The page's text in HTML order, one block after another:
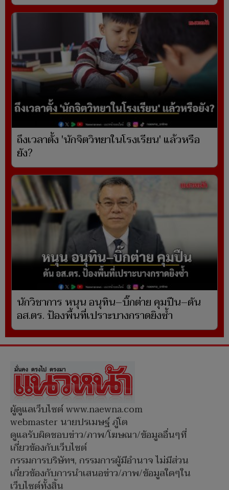
ถึงเวลาตั้ง 'นักจิตวิทยาในโรงเรียน' แล้วหรือ
ยัง?
นักวิชาการ หนุน อนุทิน–บิ๊กต่าย คุมปืน–ดัน
อส.ตร. ป้องพื้นที่เปราะบางกราดยิงซ้ำ
ผู้ดูแลเว็บไซต์ www.naewna.com
webmaster นายปรเมษฐ์ ภู่โต
ดูแลรับผิดชอบข่าว/ภาพ/โฆษณา/ข้อมูลอื่นๆที่
เกี่ยวข้องกับเว็บไซต์
กรรมการบริษัทฯ, กรรมการผู้มีอำนาจ ไม่มีส่วน
เกี่ยวข้องกับการนำเสนอข่าว/ภาพ/ข้อมูลใดๆใน
เว็บไซต์ทั้งสิ้น